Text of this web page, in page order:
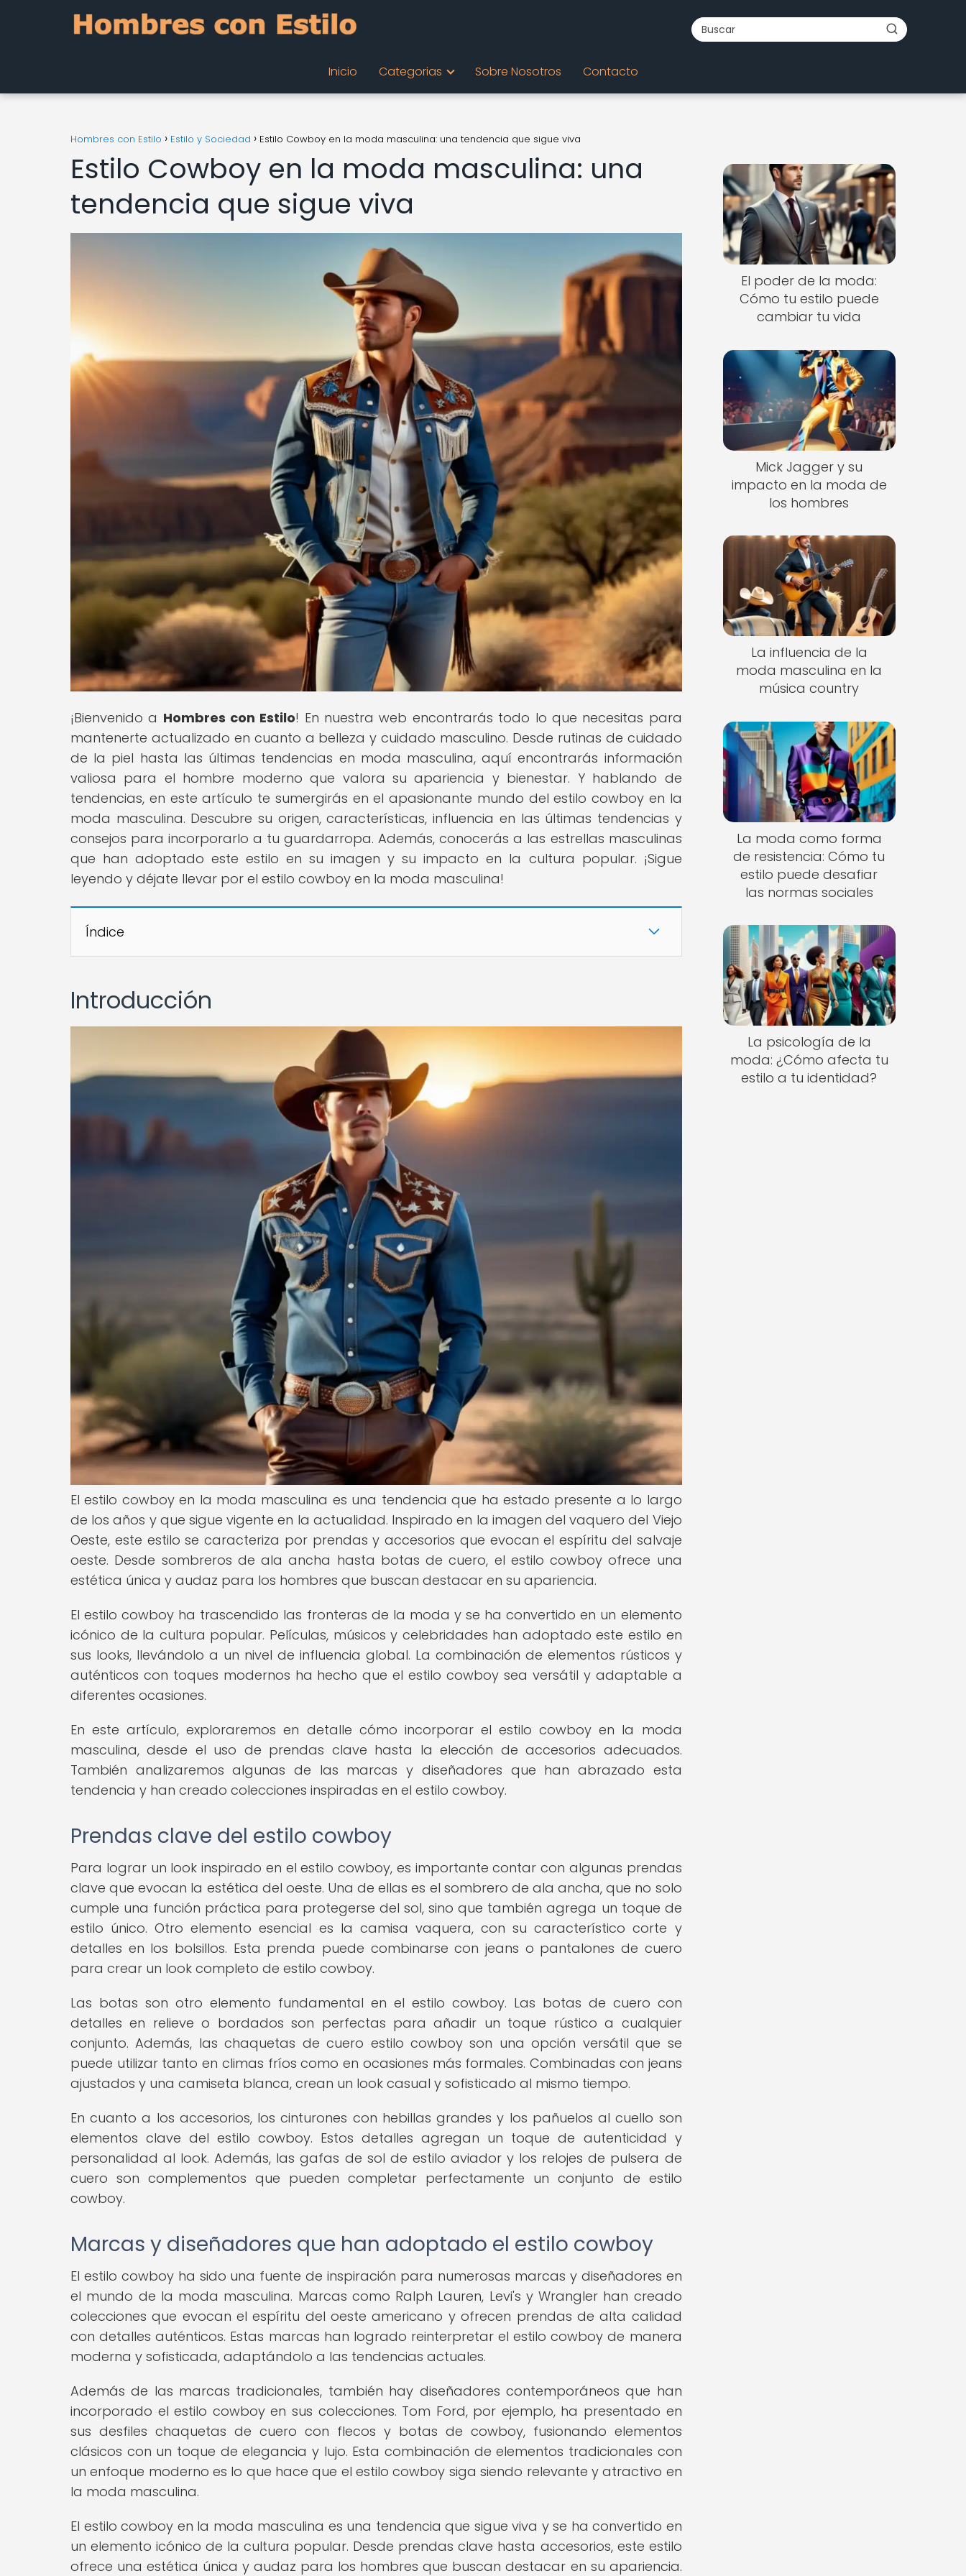
Inicio Categorias Sobre Nosotros Contacto
Hombres con Estilo Estilo y Sociedad Estilo Cowboy en la moda masculina: una tendencia que sigue viva
Estilo Cowboy en la moda masculina: una
tendencia que sigue viva
¡Bienvenido a Hombres con Estilo! En nuestra web encontrarás todo lo que necesitas para
mantenerte actualizado en cuanto a belleza y cuidado masculino. Desde rutinas de cuidado
de la piel hasta las últimas tendencias en moda masculina, aquí encontrarás información
valiosa para el hombre moderno que valora su apariencia y bienestar. Y hablando de
tendencias, en este artículo te sumergirás en el apasionante mundo del estilo cowboy en la
moda masculina. Descubre su origen, características, influencia en las últimas tendencias y
consejos para incorporarlo a tu guardarropa. Además, conocerás a las estrellas masculinas
que han adoptado este estilo en su imagen y su impacto en la cultura popular. ¡Sigue
leyendo y déjate llevar por el estilo cowboy en la moda masculina!
Índice
Introducción
El estilo cowboy en la moda masculina es una tendencia que ha estado presente a lo largo
de los años y que sigue vigente en la actualidad. Inspirado en la imagen del vaquero del Viejo
Oeste, este estilo se caracteriza por prendas y accesorios que evocan el espíritu del salvaje
oeste. Desde sombreros de ala ancha hasta botas de cuero, el estilo cowboy ofrece una
estética única y audaz para los hombres que buscan destacar en su apariencia.
El estilo cowboy ha trascendido las fronteras de la moda y se ha convertido en un elemento
icónico de la cultura popular. Películas, músicos y celebridades han adoptado este estilo en
sus looks, llevándolo a un nivel de influencia global. La combinación de elementos rústicos y
auténticos con toques modernos ha hecho que el estilo cowboy sea versátil y adaptable a
diferentes ocasiones.
En este artículo, exploraremos en detalle cómo incorporar el estilo cowboy en la moda
masculina, desde el uso de prendas clave hasta la elección de accesorios adecuados.
También analizaremos algunas de las marcas y diseñadores que han abrazado esta
tendencia y han creado colecciones inspiradas en el estilo cowboy.
Prendas clave del estilo cowboy
Para lograr un look inspirado en el estilo cowboy, es importante contar con algunas prendas
clave que evocan la estética del oeste. Una de ellas es el sombrero de ala ancha, que no solo
cumple una función práctica para protegerse del sol, sino que también agrega un toque de
estilo único. Otro elemento esencial es la camisa vaquera, con su característico corte y
detalles en los bolsillos. Esta prenda puede combinarse con jeans o pantalones de cuero
para crear un look completo de estilo cowboy.
Las botas son otro elemento fundamental en el estilo cowboy. Las botas de cuero con
detalles en relieve o bordados son perfectas para añadir un toque rústico a cualquier
conjunto. Además, las chaquetas de cuero estilo cowboy son una opción versátil que se
puede utilizar tanto en climas fríos como en ocasiones más formales. Combinadas con jeans
ajustados y una camiseta blanca, crean un look casual y sofisticado al mismo tiempo.
En cuanto a los accesorios, los cinturones con hebillas grandes y los pañuelos al cuello son
elementos clave del estilo cowboy. Estos detalles agregan un toque de autenticidad y
personalidad al look. Además, las gafas de sol de estilo aviador y los relojes de pulsera de
cuero son complementos que pueden completar perfectamente un conjunto de estilo
cowboy.
Marcas y diseñadores que han adoptado el estilo cowboy
El estilo cowboy ha sido una fuente de inspiración para numerosas marcas y diseñadores en
el mundo de la moda masculina. Marcas como Ralph Lauren, Levi's y Wrangler han creado
colecciones que evocan el espíritu del oeste americano y ofrecen prendas de alta calidad
con detalles auténticos. Estas marcas han logrado reinterpretar el estilo cowboy de manera
moderna y sofisticada, adaptándolo a las tendencias actuales.
Además de las marcas tradicionales, también hay diseñadores contemporáneos que han
incorporado el estilo cowboy en sus colecciones. Tom Ford, por ejemplo, ha presentado en
sus desfiles chaquetas de cuero con flecos y botas de cowboy, fusionando elementos
clásicos con un toque de elegancia y lujo. Esta combinación de elementos tradicionales con
un enfoque moderno es lo que hace que el estilo cowboy siga siendo relevante y atractivo en
la moda masculina.
El estilo cowboy en la moda masculina es una tendencia que sigue viva y se ha convertido en
un elemento icónico de la cultura popular. Desde prendas clave hasta accesorios, este estilo
ofrece una estética única y audaz para los hombres que buscan destacar en su apariencia.
El poder de la moda:
Cómo tu estilo puede
cambiar tu vida
Mick Jagger y su
impacto en la moda de
los hombres
La influencia de la
moda masculina en la
música country
La moda como forma
de resistencia: Cómo tu
estilo puede desafiar
las normas sociales
La psicología de la
moda: ¿Cómo afecta tu
estilo a tu identidad?